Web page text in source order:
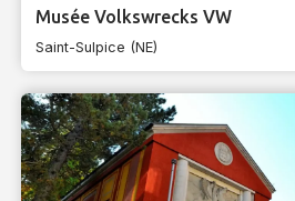
Musée Volkswrecks VW
Saint-Sulpice (NE)